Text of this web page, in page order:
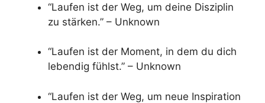
“Laufen ist der Weg, um deine Disziplin
zu stärken.” – Unknown
“Laufen ist der Moment, in dem du dich
lebendig fühlst.” – Unknown
“Laufen ist der Weg, um neue Inspiration